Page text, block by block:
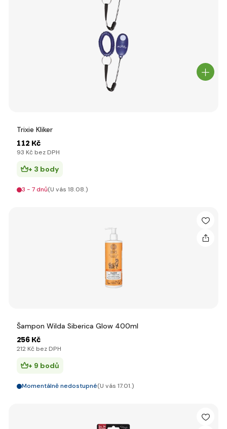
Trixie Kliker
112 Kč
93 Kč bez DPH
+ 3 body
3 - 7 dnů(U vás 18.08.)
Šampon Wilda Siberica Glow 400ml
256 Kč
212 Kč bez DPH
+ 9 bodů
Momentálně nedostupné(U vás 17.01.)